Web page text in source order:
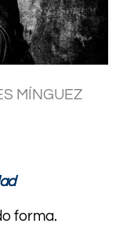
MÍNGUEZ
forma.